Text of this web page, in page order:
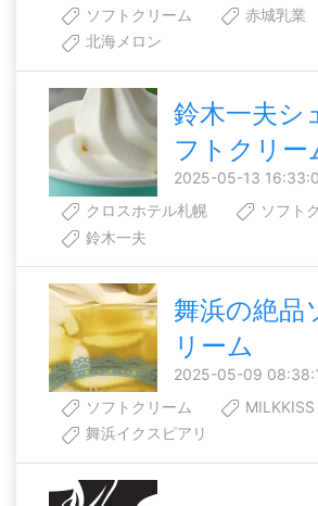
ソフトクリーム
赤城乳業
北海メロン
鈴木一夫シ
フトクリー
2025-05-13
クロスホテル札幌
ソフト
鈴木一夫
舞浜の絶品
リーム
2025-05-09
ソフトクリーム
MILKKISS
舞浜イクスピアリ